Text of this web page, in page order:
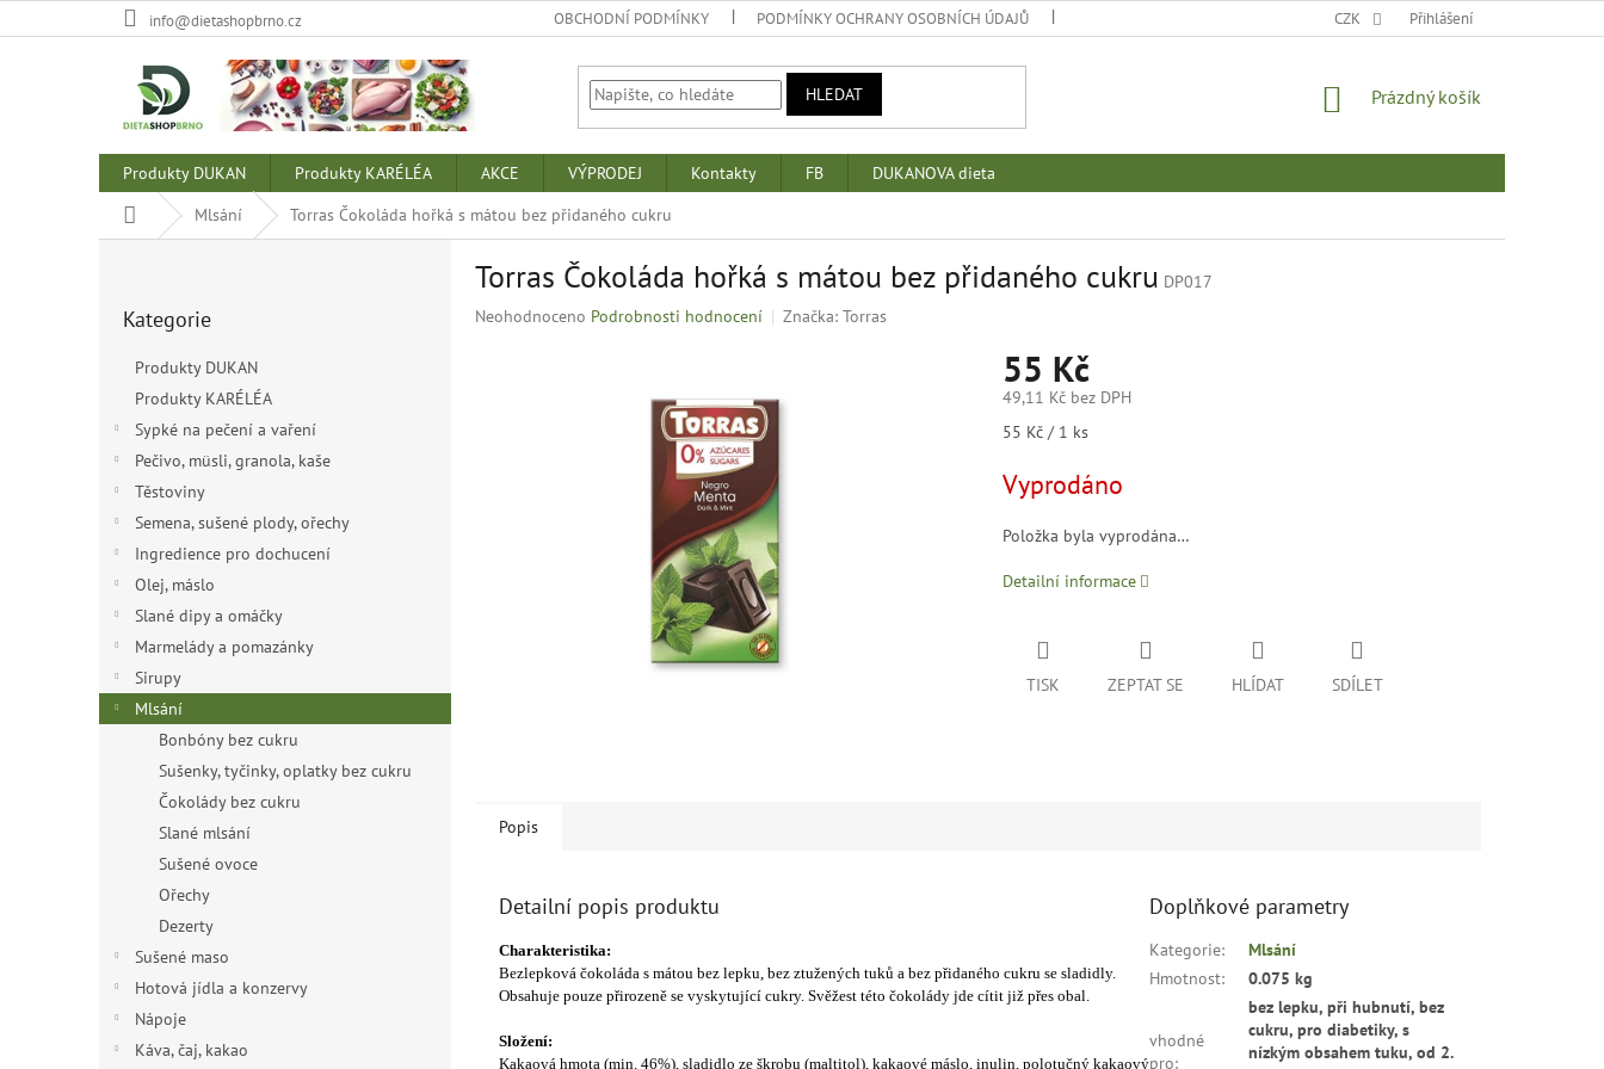
na
info@dietashopbrno.cz OBCHODNÍ PODMÍNKY PODMÍNKY OCHRANY OSOBNÍCH ÚDAJŮ CZK Přihlášení
HLEDAT
NÁKUPNÍ
Prázdný košík
Produkty DUKAN Produkty KARÉLÉA AKCE VÝPRODEJ Kontakty FB
DUKANOVA dieta
Domů
Mlsání Torras Čokoláda hořká s mátou bez přidaného cukru
kategorie
Kategorie
Produkty DUKAN
Produkty KARÉLÉA
Sypké na pečení a vaření
Pečivo, müsli, granola, kaše
Těstoviny
Semena, sušené plody, ořechy
Ingredience pro dochucení
Olej, máslo
Slané dipy a omáčky
Marmelády a pomazánky
Sirupy
Mlsání
Bonbóny bez cukru
Sušenky, tyčinky, oplatky bez cukru
Čokolády bez cukru
Slané mlsání
Sušené ovoce
Ořechy
Dezerty
Sušené maso
Hotová jídla a konzervy
Nápoje
Káva, čaj, kakao
Torras Čokoláda hořká s mátou bez přidaného cukru DP017
Průměrné
Neohodnoceno Podrobnosti hodnocení Značka: Torras
55 Kč
49,11 Kč bez DPH
Měrná
55 Kč / 1 ks
Vyprodáno
Položka byla vyprodána…
Detailní informace
TISK ZEPTAT SE HLÍDAT SDÍLET
Popis
Detailní popis produktu
Charakteristika:
Bezlepková čokoláda s mátou bez lepku, bez ztužených tuků a bez přidaného cukru se sladidly.
Obsahuje pouze přirozeně se vyskytující cukry. Svěžest této čokolády jde cítit již přes obal.
Složení:
Kakaová hmota (min. 46%), sladidlo ze škrobu (maltitol), kakaové máslo, inulin, polotučný kakaový
Doplňkové parametry
Kategorie:
Mlsání
Hmotnost: 0.075 kg
vhodné
pro:
bez lepku, při hubnutí, bez
cukru, pro diabetiky, s
nízkým obsahem tuku, od 2.